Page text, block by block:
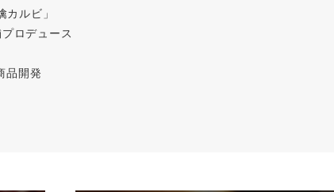
ルビ」
ロデュース
品開発